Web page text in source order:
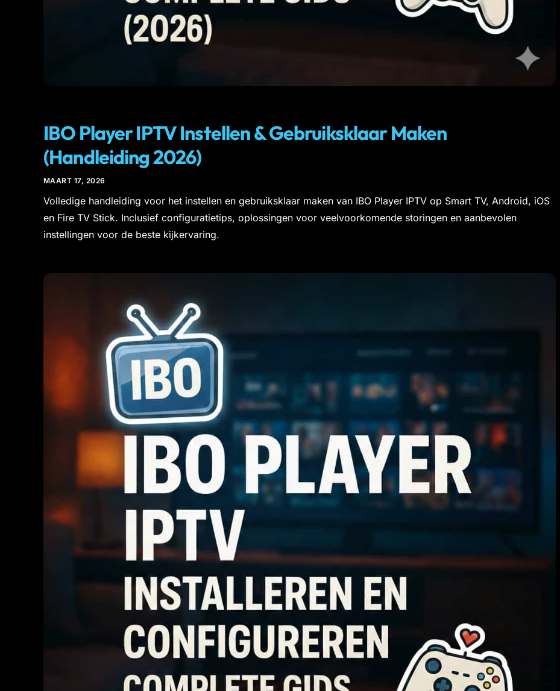
IBO Player IPTV Instellen & Gebruiksklaar Maken
(Handleiding 2026)
MAART 17, 2026
Volledige handleiding voor het instellen en gebruiksklaar maken van IBO Player IPTV op Smart TV, Android, iOS
en Fire TV Stick. Inclusief configuratietips, oplossingen voor veelvoorkomende storingen en aanbevolen
instellingen voor de beste kijkervaring.